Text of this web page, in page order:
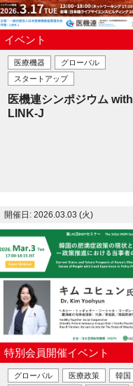
イベント
医療機器
グローバル
スタートアップ
医機連シンポジウム with
LINK-J
開催日: 2026.03.03 (火)
特別会員開催イベント
グローバル 医療政策
韓国